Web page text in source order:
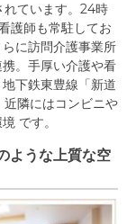
れています。24時
護師も常駐してお
に訪問介護事業所
。手厚い介護や看
下鉄東豊線「新道
隣にはコンビニや
です。
ような上質な空